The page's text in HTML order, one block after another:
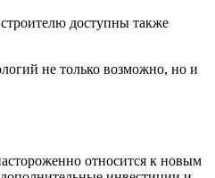
доступны также
не только возможно, но и
относится к новым